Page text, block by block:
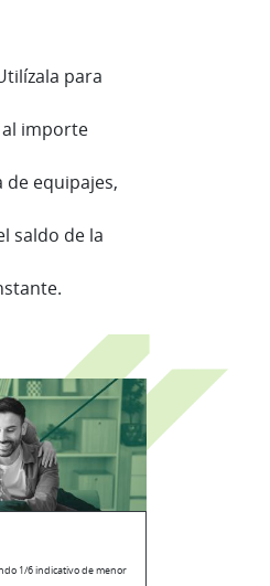
para
importe
equipajes,
saldo de la
1/6 indicativo de menor